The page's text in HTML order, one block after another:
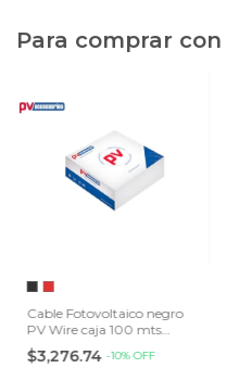
Para comprar
Cable Fotovoltaico negro
PV Wire caja 100 mts
10AWG 2000V 19 hilos
$3,276.74 -10%OFF